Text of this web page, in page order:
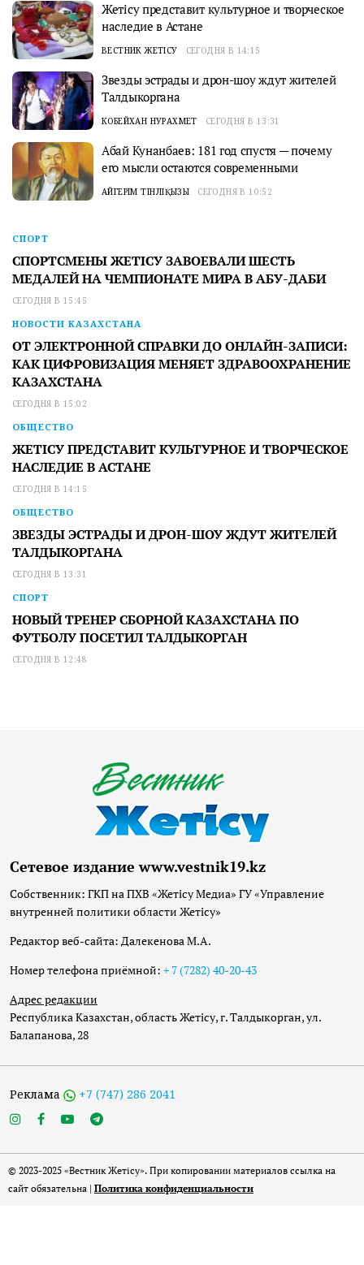
Жетісу представит культурное и творческое
наследие в Астане
ВЕСТНИК ЖЕТІСУ СЕГОДНЯ В 14:15
Звезды эстрады и дрон-шоу ждут жителей
Талдыкоргана
КОБЕЙХАН НУРАХМЕТ СЕГОДНЯ В 13:31
Абай Кунанбаев: 181 год спустя — почему
его мысли остаются современными
АЙГЕРІМ ТІНӘЛІҚЫЗЫ СЕГОДНЯ В 10:52
СПОРТ
СПОРТСМЕНЫ ЖЕТІСУ ЗАВОЕВАЛИ ШЕСТЬ
МЕДАЛЕЙ НА ЧЕМПИОНАТЕ МИРА В АБУ-ДАБИ
СЕГОДНЯ В 15:45
НОВОСТИ КАЗАХСТАНА
ОТ ЭЛЕКТРОННОЙ СПРАВКИ ДО ОНЛАЙН-ЗАПИСИ:
КАК ЦИФРОВИЗАЦИЯ МЕНЯЕТ ЗДРАВООХРАНЕНИЕ
КАЗАХСТАНА
СЕГОДНЯ В 15:02
ОБЩЕСТВО
ЖЕТІСУ ПРЕДСТАВИТ КУЛЬТУРНОЕ И ТВОРЧЕСКОЕ
НАСЛЕДИЕ В АСТАНЕ
СЕГОДНЯ В 14:15
ОБЩЕСТВО
ЗВЕЗДЫ ЭСТРАДЫ И ДРОН-ШОУ ЖДУТ ЖИТЕЛЕЙ
ТАЛДЫКОРГАНА
СЕГОДНЯ В 13:31
СПОРТ
НОВЫЙ ТРЕНЕР СБОРНОЙ КАЗАХСТАНА ПО
ФУТБОЛУ ПОСЕТИЛ ТАЛДЫКОРГАН
СЕГОДНЯ В 12:48
Сетевое издание www.vestnik19.kz
Собственник: ГКП на ПХВ «Жетісу Медиа» ГУ «Управление
внутренней политики области Жетісу»
Редактор веб-сайта: Далекенова М.А.
Номер телефона приёмной: + 7 (7282) 40-20-43
Адрес редакции
Республика Казахстан, область Жетісу, г. Талдыкорган, ул.
Балапанова, 28
Реклама +7 (747) 286 2041
© 2023-2025 «Вестник Жетісу». При копировании материалов ссылка на
сайт обязательна | Политика конфиденциальности